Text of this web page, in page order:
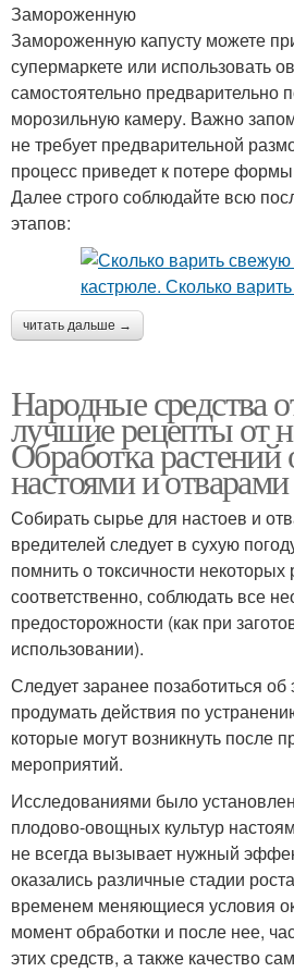
Замороженную
Замороженную капусту можете
супермаркете или использовать
самостоятельно предварительно
морозильную камеру. Важно
не требует предварительной
процесс приведет к потере формы
Далее строго соблюдайте всю
этапов:
читать дальше →
Народные средства
лучшие рецепты от
Обработка растений
настоями и отварами
Собирать сырье для настоев и
вредителей следует в сухую
помнить о токсичности некоторых
соответственно, соблюдать все
предосторожности (как при
использовании).
Следует заранее позаботиться об
продумать действия по
которые могут возникнуть после
мероприятий.
Исследованиями было
плодово-овощных культур
не всегда вызывает нужный
оказались различные стадии
временем меняющиеся условия
момент обработки и после нее,
этих средств, а также качество